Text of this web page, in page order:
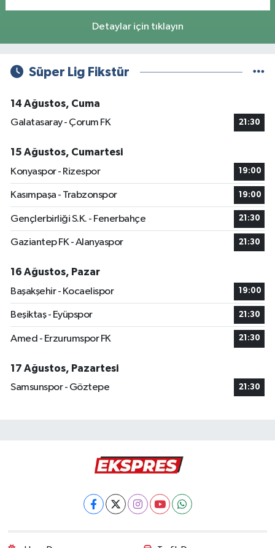
Detaylar için tıklayın
Süper Lig Fikstür
14 Ağustos, Cuma
Galatasaray - Çorum FK
21:30
15 Ağustos, Cumartesi
Konyaspor - Rizespor
19:00
Kasımpaşa - Trabzonspor 19:00
Gençlerbirliği S.K. - Fenerbahçe 21:30
Gaziantep FK - Alanyaspor 21:30
16 Ağustos, Pazar
Başakşehir - Kocaelispor
19:00
Beşiktaş - Eyüpspor 21:30
Amed - Erzurumspor FK 21:30
17 Ağustos, Pazartesi
Samsunspor - Göztepe
21:30